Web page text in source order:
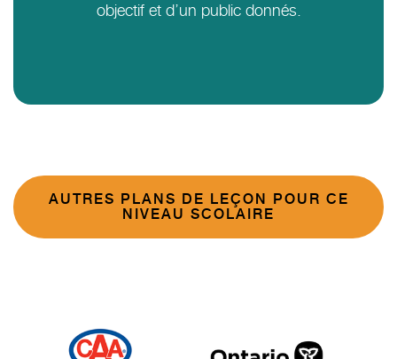
objectif et d’un public donnés.
AUTRES PLANS DE LEÇON POUR CE
NIVEAU SCOLAIRE